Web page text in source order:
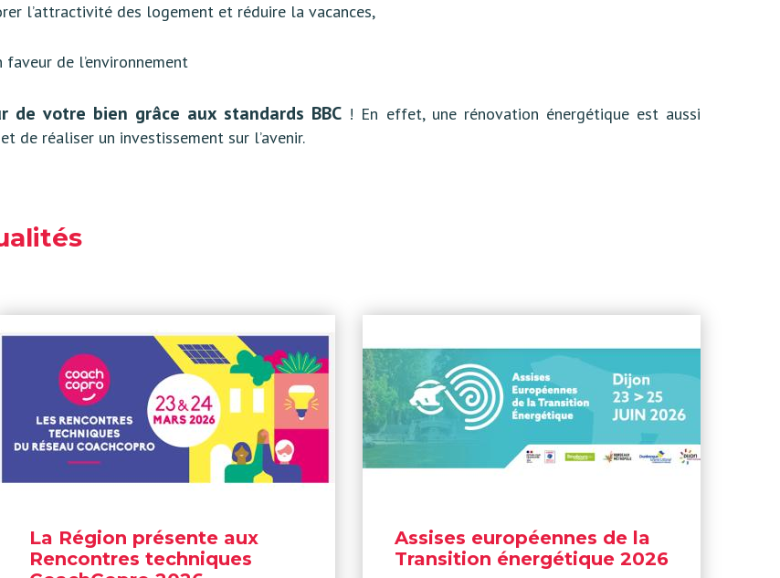
l’attractivité des logement et réduire la vacances,
faveur de l’environnement
de votre bien grâce aux standards BBC ! En effet, une rénovation énergétique est aussi
de réaliser un investissement sur l’avenir.
La Région présente aux
Rencontres techniques
Assises européennes de la
Transition énergétique 2026